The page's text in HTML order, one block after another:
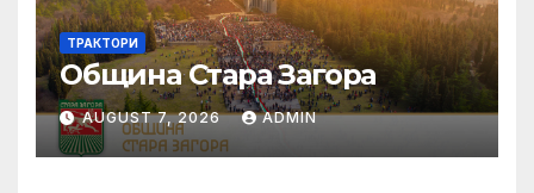
ТРАКТОРИ
Община Стара Загора
AUGUST 7, 2026 ADMIN